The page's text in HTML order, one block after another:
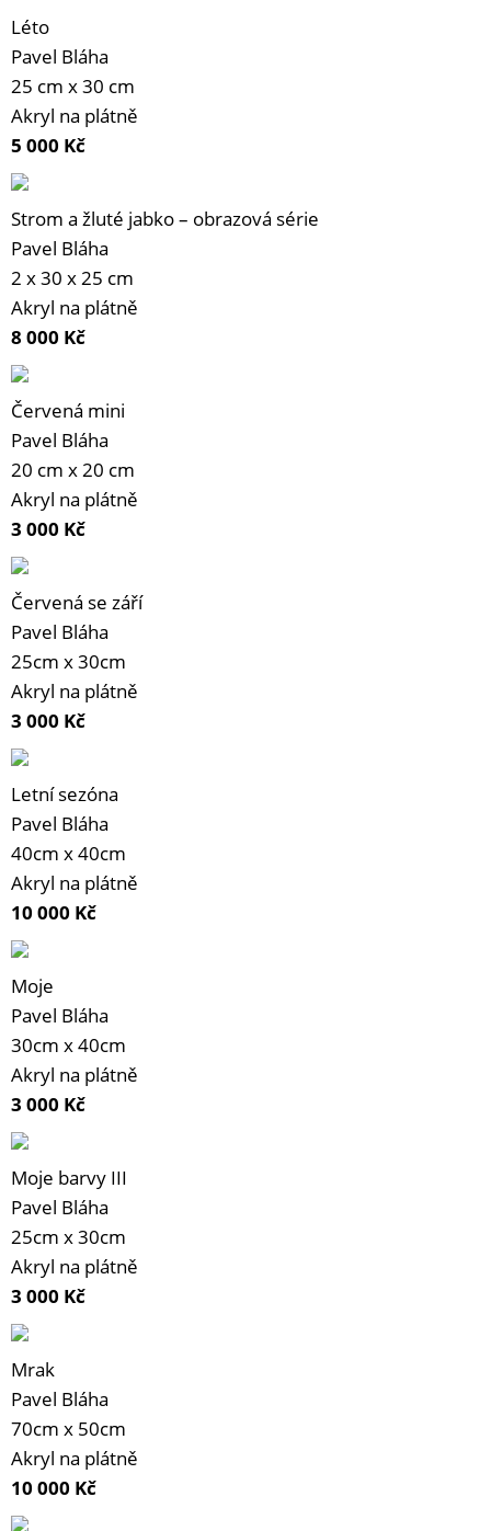
Léto
Pavel Bláha
25 cm x 30 cm
Akryl na plátně
5 000 Kč
Strom a žluté jabko – obrazová série
Pavel Bláha
2 x 30 x 25 cm
Akryl na plátně
8 000 Kč
Červená mini
Pavel Bláha
20 cm x 20 cm
Akryl na plátně
3 000 Kč
Červená se září
Pavel Bláha
25cm x 30cm
Akryl na plátně
3 000 Kč
Letní sezóna
Pavel Bláha
40cm x 40cm
Akryl na plátně
10 000 Kč
Moje
Pavel Bláha
30cm x 40cm
Akryl na plátně
3 000 Kč
Moje barvy III
Pavel Bláha
25cm x 30cm
Akryl na plátně
3 000 Kč
Mrak
Pavel Bláha
70cm x 50cm
Akryl na plátně
10 000 Kč